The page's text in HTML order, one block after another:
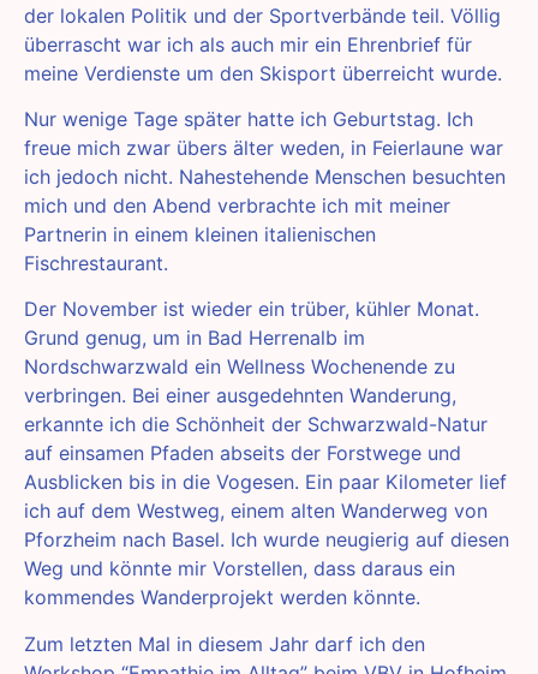
der lokalen Politik und der Sportverbände teil. Völlig
überrascht war ich als auch mir ein Ehrenbrief für
meine Verdienste um den Skisport überreicht wurde.
Nur wenige Tage später hatte ich Geburtstag. Ich
freue mich zwar übers älter weden, in Feierlaune war
ich jedoch nicht. Nahestehende Menschen besuchten
mich und den Abend verbrachte ich mit meiner
Partnerin in einem kleinen italienischen
Fischrestaurant.
Der November ist wieder ein trüber, kühler Monat.
Grund genug, um in Bad Herrenalb im
Nordschwarzwald ein Wellness Wochenende zu
verbringen. Bei einer ausgedehnten Wanderung,
erkannte ich die Schönheit der Schwarzwald-Natur
auf einsamen Pfaden abseits der Forstwege und
Ausblicken bis in die Vogesen. Ein paar Kilometer lief
ich auf dem Westweg, einem alten Wanderweg von
Pforzheim nach Basel. Ich wurde neugierig auf diesen
Weg und könnte mir Vorstellen, dass daraus ein
kommendes Wanderprojekt werden könnte.
Zum letzten Mal in diesem Jahr darf ich den